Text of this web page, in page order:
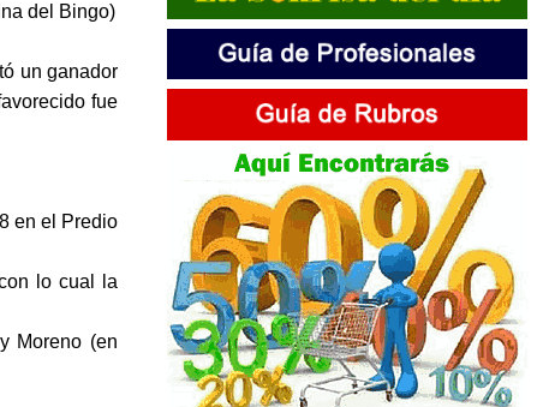
del Bingo)
un ganador
fue
en el Predio
lo cual la
Moreno (en